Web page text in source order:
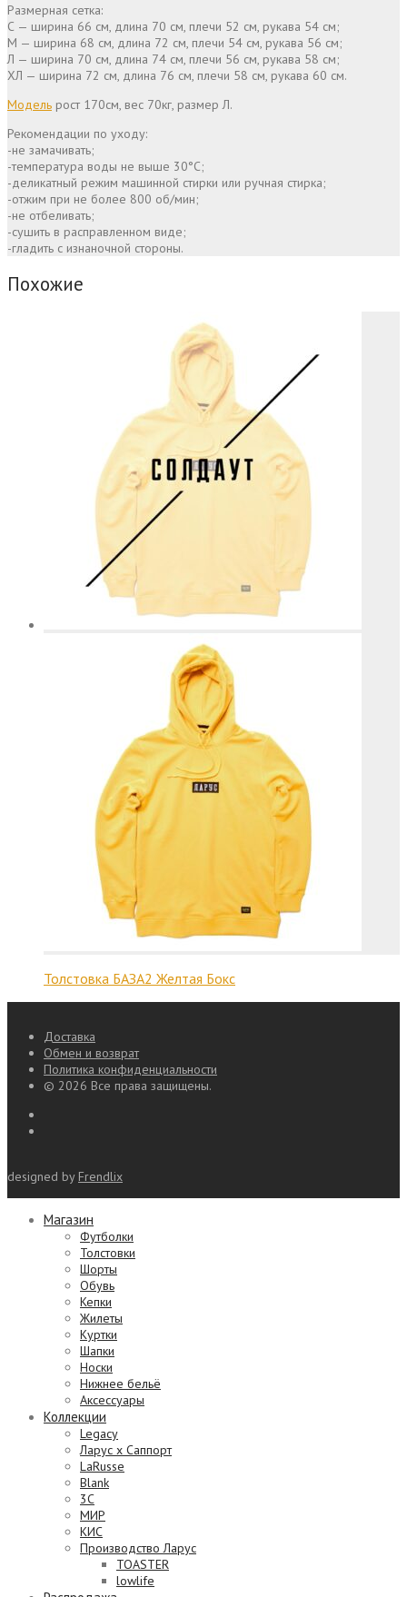
Размерная сетка:
С — ширина 66 см, длина 70 см, плечи 52 см, рукава 54 см;
М — ширина 68 см, длина 72 см, плечи 54 см, рукава 56 см;
Л — ширина 70 см, длина 74 см, плечи 56 см, рукава 58 см;
ХЛ — ширина 72 см, длина 76 см, плечи 58 см, рукава 60 см.
Модель рост 170см, вес 70кг, размер Л.
Рекомендации по уходу:
-не замачивать;
-температура воды не выше 30°С;
-деликатный режим машинной стирки или ручная стирка;
-отжим при не более 800 об/мин;
-не отбеливать;
-сушить в расправленном виде;
-гладить с изнаночной стороны.
Похожие
Толстовка БАЗА2 Желтая Бокс
Доставка
Обмен и возврат
Политика конфиденциальности
© 2026 Все права защищены.
designed by Frendlix
Магазин
Футболки
Толстовки
Шорты
Обувь
Кепки
Жилеты
Куртки
Шапки
Носки
Нижнее бельё
Аксессуары
Коллекции
Legacy
Ларус х Саппорт
LaRusse
Blank
3C
МИР
КИС
Производство Ларус
TOASTER
lowlife